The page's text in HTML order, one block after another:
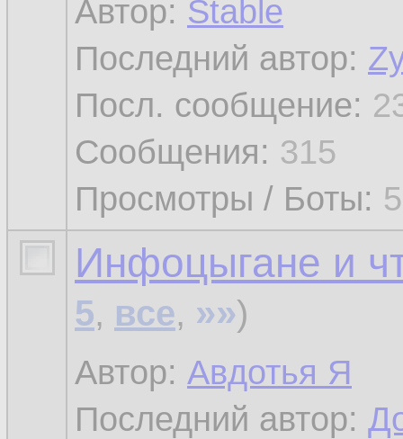
Автор: Stable
Последний автор:
Посл. сообщение:
Сообщения: 315
Просмотры / Боты:
Инфоцыгане и
5, все, »»)
Автор: Авдотья Я
Последний автор: